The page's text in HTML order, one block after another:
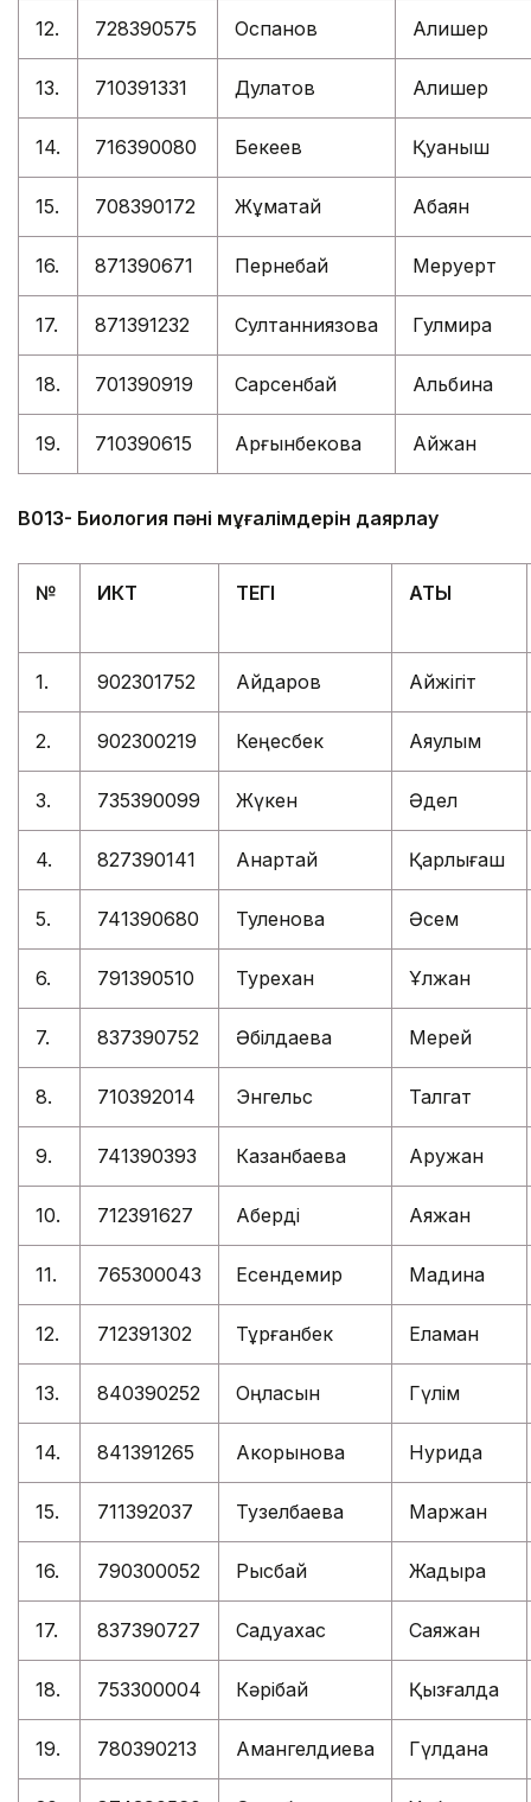
12. 728390575 Оспанов Алишер
13. 710391331 Дулатов Алишер
14. 716390080 Бекеев Қуаныш
15. 708390172 Жұматай Ақбаян
16. 871390671 Пернебай Меруерт
17. 871391232 Султанниязова Гулмира
18. 701390919 Сарсенбай Альбина
19. 710390615 Арғынбекова Айжан
В013- Биология пәні мұғалімдерін даярлау
№ ИКТ ТЕГІ АТЫ
1. 902301752 Айдаров Айжігіт
2. 902300219 Кеңесбек Аяулым
3. 735390099 Жүкен Әдел
4. 827390141 Анартай Қарлығаш
5. 741390680 Туленова Әсем
6. 791390510 Турехан Ұлжан
7. 837390752 Әбілдаева Мерей
8. 710392014 Энгельс Талгат
9. 741390393 Казанбаева Аружан
10. 712391627 Ақберді Аяжан
11. 765300043 Есендемир Мадина
12. 712391302 Тұрғанбек Еламан
13. 840390252 Оңласын Гүлім
14. 841391265 Акорынова Нурида
15. 711392037 Тузелбаева Маржан
16. 790300052 Рысбай Жадыра
17. 837390727 Садуахас Саяжан
18. 753300004 Кәрібай Қызғалдақ
19. 780390213 Амангелдиева Гүлдана